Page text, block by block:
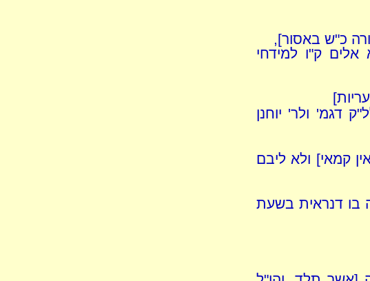
כ"ש באסור],
ק"ו למידחי
דגמ' ולר' יוחנן
קמאי] ולא ליבם
בו דנראית בשעת